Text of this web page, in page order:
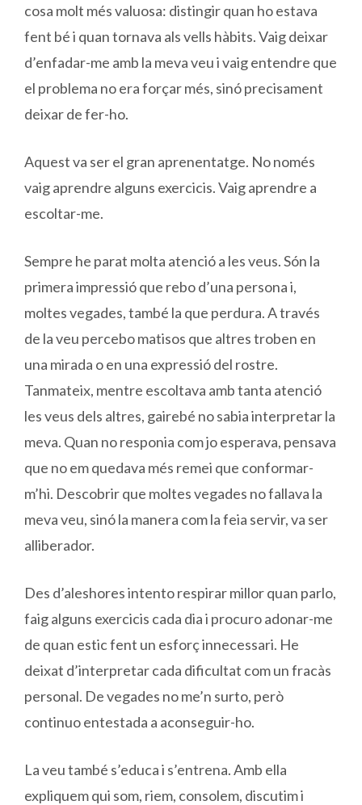
cosa molt més valuosa: distingir quan ho estava
fent bé i quan tornava als vells hàbits. Vaig deixar
d’enfadar-me amb la meva veu i vaig entendre que
el problema no era forçar més, sinó precisament
deixar de fer-ho.
Aquest va ser el gran aprenentatge. No només
vaig aprendre alguns exercicis. Vaig aprendre a
escoltar-me.
Sempre he parat molta atenció a les veus. Són la
primera impressió que rebo d’una persona i,
moltes vegades, també la que perdura. A través
de la veu percebo matisos que altres troben en
una mirada o en una expressió del rostre.
Tanmateix, mentre escoltava amb tanta atenció
les veus dels altres, gairebé no sabia interpretar la
meva. Quan no responia com jo esperava, pensava
que no em quedava més remei que conformar-
m’hi. Descobrir que moltes vegades no fallava la
meva veu, sinó la manera com la feia servir, va ser
alliberador.
Des d’aleshores intento respirar millor quan parlo,
faig alguns exercicis cada dia i procuro adonar-me
de quan estic fent un esforç innecessari. He
deixat d’interpretar cada dificultat com un fracàs
personal. De vegades no me’n surto, però
continuo entestada a aconseguir-ho.
La veu també s’educa i s’entrena. Amb ella
expliquem qui som, riem, consolem, discutim i